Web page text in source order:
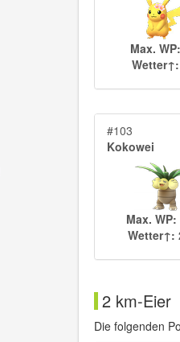
Max.
#103
Kokowei
Max. WP:
Wetter↑:
2 km-Eier
Die folgenden